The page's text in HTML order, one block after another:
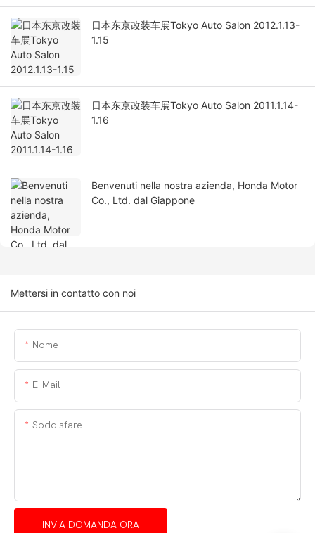
日本东京改装车展Tokyo Auto Salon 2012.1.13-
1.15
日本东京改装车展Tokyo Auto Salon 2011.1.14-
1.16
Benvenuti nella nostra azienda, Honda Motor
Co., Ltd. dal Giappone
Mettersi in contatto con noi
Nome
E-Mail
Soddisfare
INVIA DOMANDA ORA